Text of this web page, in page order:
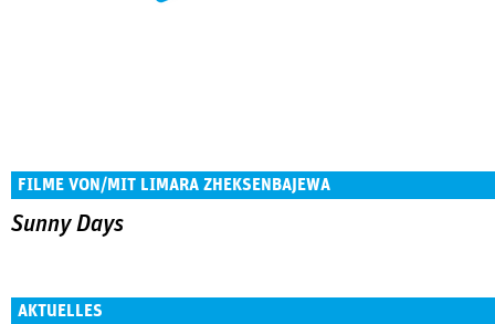
FILME VON/MIT LIMARA ZHEKSENBAJEWA
Sunny Days
AKTUELLES